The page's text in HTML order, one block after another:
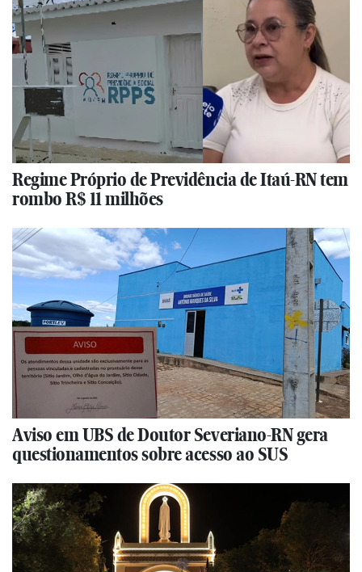
Regime Próprio de Previdência de Itaú-RN tem
rombo R$ 11 milhões
Aviso em UBS de Doutor Severiano-RN gera
questionamentos sobre acesso ao SUS